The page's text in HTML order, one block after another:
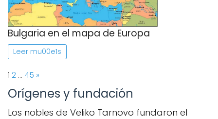
Bulgaria en el mapa de Europa
Leer mu00e1s
Page:
1 2 … 45 Next
»
Orígenes y fundación
Los nobles de Veliko Tarnovo fundaron el